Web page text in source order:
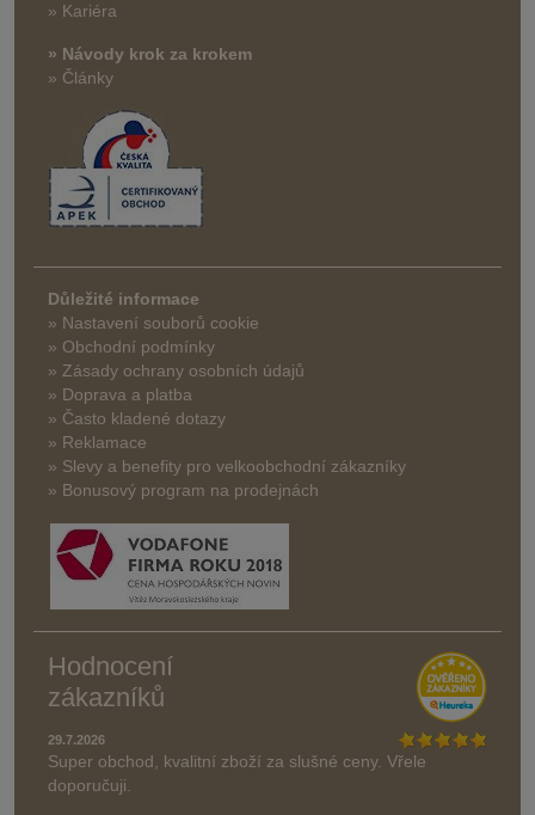
» Kariéra
» Návody krok za krokem
» Články
Důležité informace
» Nastavení souborů cookie
» Obchodní podmínky
» Zásady ochrany osobních údajů
» Doprava a platba
» Často kladené dotazy
» Reklamace
» Slevy a benefity pro velkoobchodní zákazníky
» Bonusový program na prodejnách
Hodnocení
zákazníků
29.7.2026
Super obchod, kvalitní zboží za slušné ceny. Vřele
doporučuji.